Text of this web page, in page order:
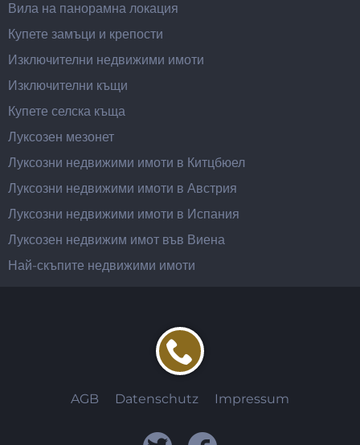
Вила на панорамна локация
Купете замъци и крепости
Изключителни недвижими имоти
Изключителни къщи
Купете селска къща
Луксозен мезонет
Луксозни недвижими имоти в Китцбюел
Луксозни недвижими имоти в Австрия
Луксозни недвижими имоти в Испания
Луксозен недвижим имот във Виена
Най-скъпите недвижими имоти
AGB Datenschutz Impressum